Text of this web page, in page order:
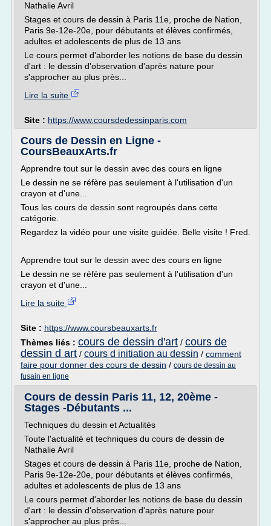
Nathalie Avril
Stages et cours de dessin à Paris 11e, proche de Nation,
Paris 9e-12e-20e, pour débutants et élèves confirmés,
adultes et adolescents de plus de 13 ans
Le cours permet d'aborder les notions de base du dessin
d'art : le dessin d'observation d'après nature pour
s'approcher au plus près...
Lire la suite
Site : https://www.coursdedessinparis.com
Cours de Dessin en Ligne -
CoursBeauxArts.fr
Apprendre tout sur le dessin avec des cours en ligne
Le dessin ne se réfère pas seulement à l'utilisation d'un
crayon et d'une...
Tous les cours de dessin sont regroupés dans cette
catégorie.
Regardez la vidéo pour une visite guidée. Belle visite ! Fred.
Apprendre tout sur le dessin avec des cours en ligne
Le dessin ne se réfère pas seulement à l'utilisation d'un
crayon et d'une...
Lire la suite
Site : https://www.coursbeauxarts.fr
Thèmes liés : cours de dessin d'art / cours de
dessin d art / cours d initiation au dessin / comment
faire pour donner des cours de dessin / cours de dessin au
fusain en ligne
Cours de dessin Paris 11, 12, 20ème -
Stages -Débutants ...
Techniques du dessin et Actualités
Toute l'actualité et techniques du cours de dessin de
Nathalie Avril
Stages et cours de dessin à Paris 11e, proche de Nation,
Paris 9e-12e-20e, pour débutants et élèves confirmés,
adultes et adolescents de plus de 13 ans
Le cours permet d'aborder les notions de base du dessin
d'art : le dessin d'observation d'après nature pour
s'approcher au plus près...